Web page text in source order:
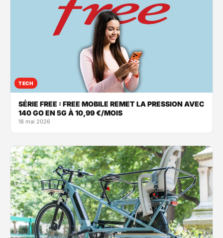
TECH
SÉRIE FREE : FREE MOBILE REMET LA PRESSION AVEC
140 GO EN 5G À 10,99 €/MOIS
18 mai 2026